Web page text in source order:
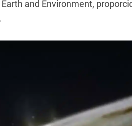
and Environment,